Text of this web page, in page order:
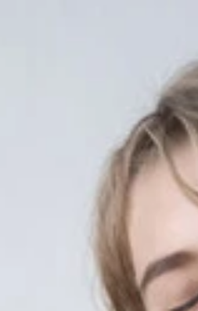
PITAKA／各4999円（Apple Watch
PITAKA／9999円（Apple Watch
ロア・インターナショナル／